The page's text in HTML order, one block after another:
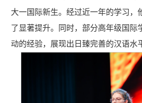
大一国际新生。经过近一年的学习，
了显著提升。同时，部分高年级国际
动的经验，展现出 日臻完善的汉语水